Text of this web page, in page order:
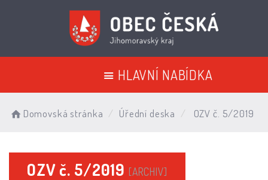
HLAVNÍ NABÍDKA
Domovská stránka Úřední deska OZV č. 5/2019
OZV č. 5/2019 [ARCHIV]